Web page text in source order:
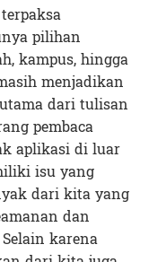
pilihan
kampus, hingga
menjadikan
dari tulisan
pembaca
aplikasi di luar
isu yang
dari kita yang
dan
karena